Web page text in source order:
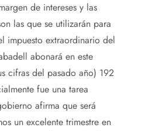
de intereses y las
las que se utilizarán para
impuesto extraordinario del
abonará en este
cifras del pasado año) 192
fue una tarea
afirma que será
un excelente trimestre en